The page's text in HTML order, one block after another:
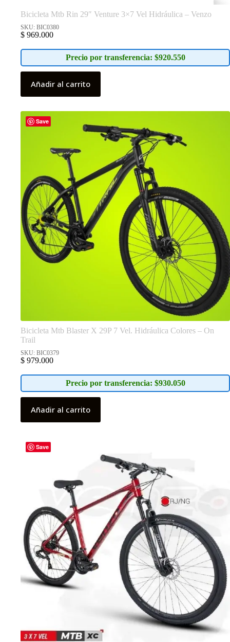
Bicicleta Mtb Rin 29″ Venture 3×7 Vel Hidráulica – Venzo
SKU: BIC0380
$ 969.000
Precio por transferencia: $920.550
Añadir al carrito
Save
Bicicleta Mtb Blaster X 29P 7 Vel. Hidráulica Colores – On
Trail
SKU: BIC0379
$ 979.000
Precio por transferencia: $930.050
Añadir al carrito
Save